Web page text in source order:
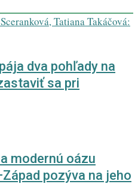
dva pohľady na
sa pri
modernú oázu
pozýva na jeho